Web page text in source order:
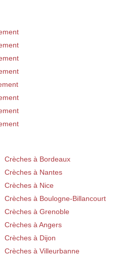
Crèches à Bordeaux
Crèches à Nantes
Crèches à Nice
Crèches à Boulogne-Billancourt
Crèches à Grenoble
Crèches à Angers
Crèches à Dijon
Crèches à Villeurbanne